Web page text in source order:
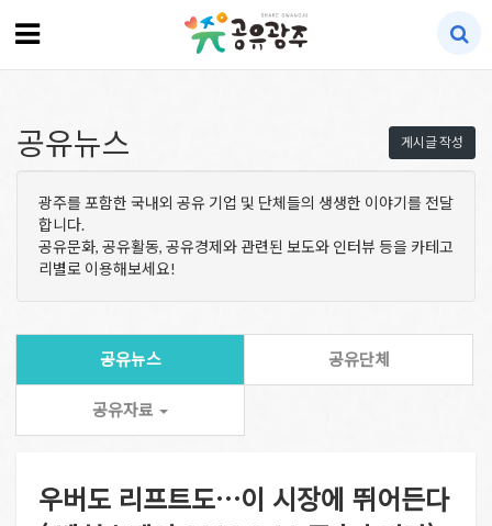
게시글 작성
공유뉴스
광주를 포함한 국내외 공유 기업 및 단체들의 생생한 이야기를 전달
합니다.
공유문화, 공유활동, 공유경제와 관련된 보도와 인터뷰 등을 카테고
리별로 이용해보세요!
공유뉴스 공유단체
공유자료
우버도 리프트도…이 시장에 뛰어든다